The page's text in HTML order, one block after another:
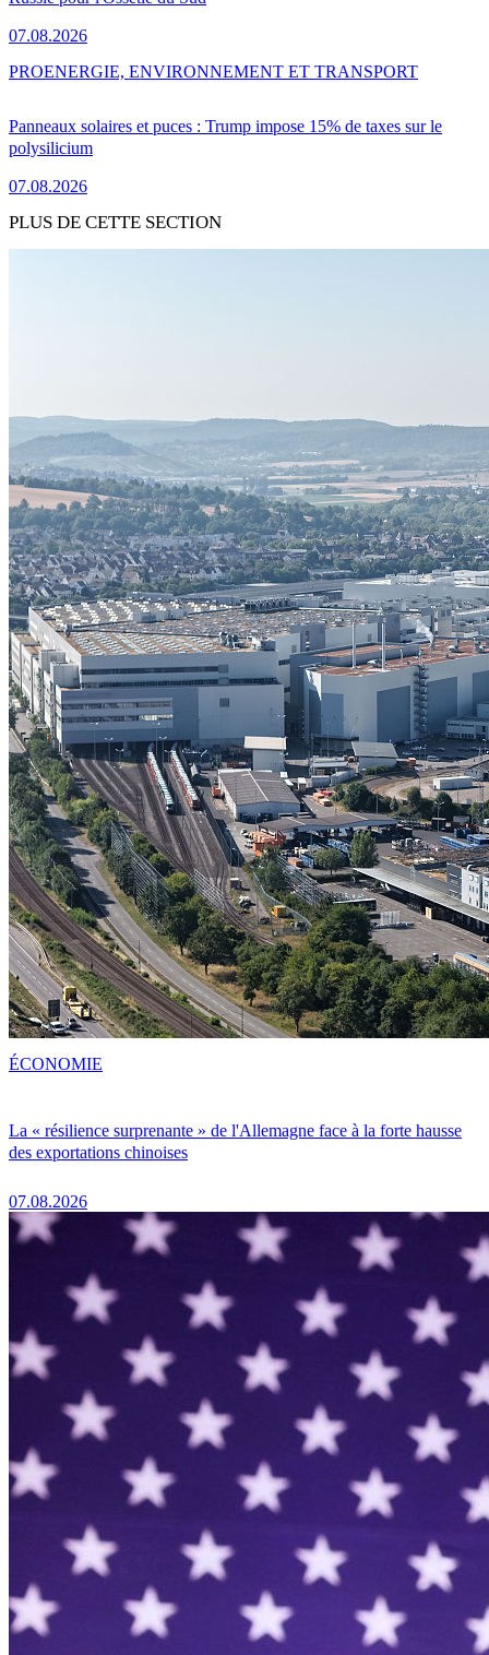
07.08.2026
Panneaux solaires et puces : Trump impose 15% de taxes sur le
polysilicium
07.08.2026
PROENERGIE, ENVIRONNEMENT ET TRANSPORT
PLUS DE CETTE SECTION
La « résilience surprenante » de l'Allemagne face à la forte hausse
des exportations chinoises
07.08.2026
ÉCONOMIE